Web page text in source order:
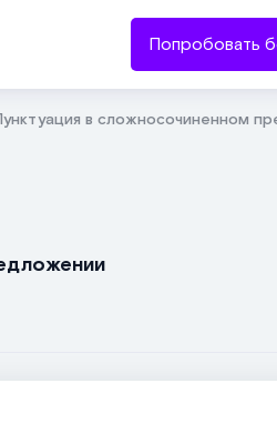
Попробовать
в сложносочиненном